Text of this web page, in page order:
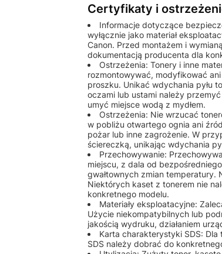
Certyfikaty i
Informacje dotyczące
wyłącznie jako materiał
Canon. Przed montażem i
dokumentacją producenta dla
Ostrzeżenia: Tonery i inne
rozmontowywać, modyfikować
proszku. Unikać wdychania pyłu
oczami lub ustami należy
umyć miejsce wodą z mydłem.
Ostrzeżenia: Nie wrzucać
w pobliżu otwartego ognia ani
pożar lub inne zagrożenie. W
ściereczką, unikając wdychania
Przechowywanie:
miejscu, z dala od
gwałtownych zmian temperatury.
Niektórych kaset z tonerem nie
konkretnego modelu.
Materiały eksploatacyjne:
Użycie niekompatybilnych lub
jakością wydruku, działaniem
Karta charakterystyki SDS:
SDS należy dobrać do